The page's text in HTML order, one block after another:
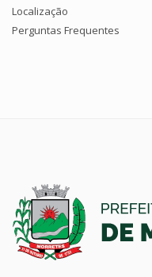
Localização
Perguntas Frequentes